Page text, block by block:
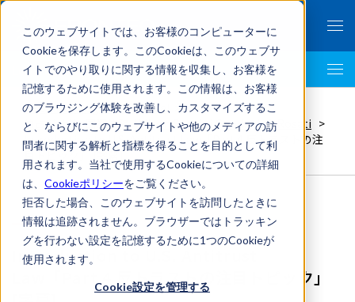
このウェブサイトでは、お客様のコンピューターに
Cookieを保存します。このCookieは、このウェブサ
イトでのやり取りに関する情報を収集し、お客様を
記憶するために使用されます。この情報は、お客様
のブラウジング体験を改善し、カスタマイズするこ
と、ならびにこのウェブサイトや他のメディアの訪
問者に関する解析と指標を得ることを目的として利
用されます。当社で使用するCookieについての詳細
は、 Cookieポリシーをご覧ください。
拒否した場合、このウェブサイトを訪問したときに
情報は追跡されません。ブラウザーではトラッキン
グを行わない設定を記憶するために1つのCookieが
使用されます。
Cookie設定を管理する
LegalTech AI Top
FRONTEO Legal Link Portal >
独占禁止法,国際法務,Wilson Sonsini Goodrich & Rosati >
Introduction to U.S. Antitrust Law「Part 4 反トラストの注
目トピック」 [字幕]
Introduction to U.S. Antitrust
Law「Part 4 反トラストの注目トピック」